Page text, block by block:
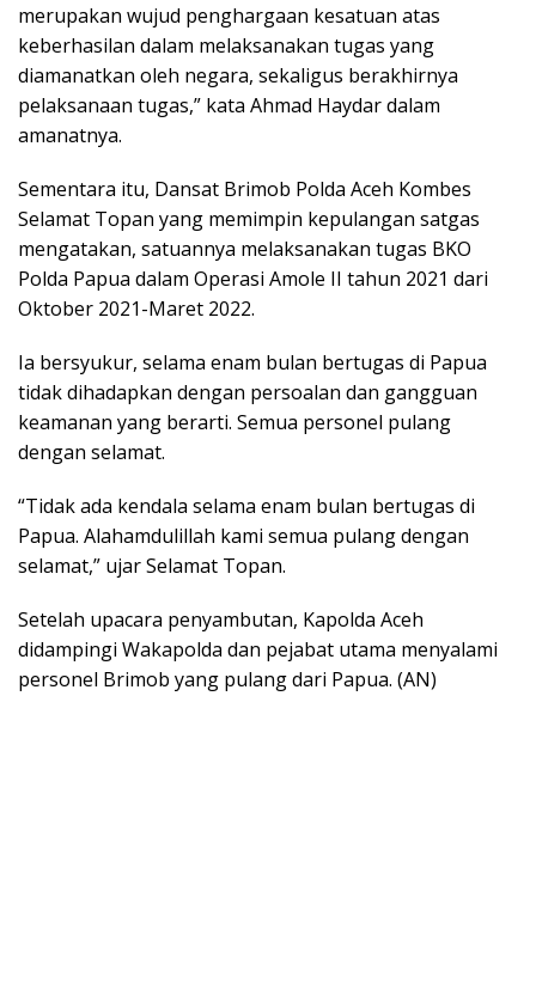
merupakan wujud penghargaan kesatuan atas
keberhasilan dalam melaksanakan tugas yang
diamanatkan oleh negara, sekaligus berakhirnya
pelaksanaan tugas,” kata Ahmad Haydar dalam
amanatnya.
Sementara itu, Dansat Brimob Polda Aceh Kombes
Selamat Topan yang memimpin kepulangan satgas
mengatakan, satuannya melaksanakan tugas BKO
Polda Papua dalam Operasi Amole II tahun 2021 dari
Oktober 2021-Maret 2022.
Ia bersyukur, selama enam bulan bertugas di Papua
tidak dihadapkan dengan persoalan dan gangguan
keamanan yang berarti. Semua personel pulang
dengan selamat.
“Tidak ada kendala selama enam bulan bertugas di
Papua. Alahamdulillah kami semua pulang dengan
selamat,” ujar Selamat Topan.
Setelah upacara penyambutan, Kapolda Aceh
didampingi Wakapolda dan pejabat utama menyalami
personel Brimob yang pulang dari Papua. (AN)